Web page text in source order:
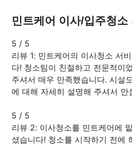
민트케어 이사/입주청소
5 / 5
리뷰 1: 민트케어의 이사청소 서
다! 청소팀이 친절하고 전문적이
주셔서 매우 만족했습니다. 시설
에 대해 자세히 설명해 주셔서 안
5 / 5
리뷰 2: 이사청소를 민트케어에
셨습니다! 청소를 시작하기 전에